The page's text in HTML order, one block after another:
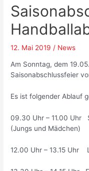
12. Mai 2019 / News
Am Sonntag, dem
Saisonabschlussfeier
Es ist folgender Ablauf
09.30 Uhr – 11.00 Uhr
(Jungs und Mädchen)
12.00 Uhr – 13.15 Uhr